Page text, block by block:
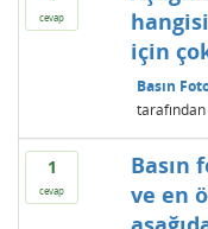
cevap
için
Basın
tarafından
1
cevap
Basın
ve en